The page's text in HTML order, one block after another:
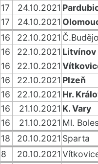
17
24.10.2021
17
24.10.2021
16
22.10.2021
16
22.10.2021 Litvínov
16
22.10.2021
16
22.10.2021 Plzeň
16
22.10.2021 Hr.
16
21.10.2021 K. Vary
16
21.10.2021 Ml.
18
20.10.2021 Sparta
8
20.10.2021